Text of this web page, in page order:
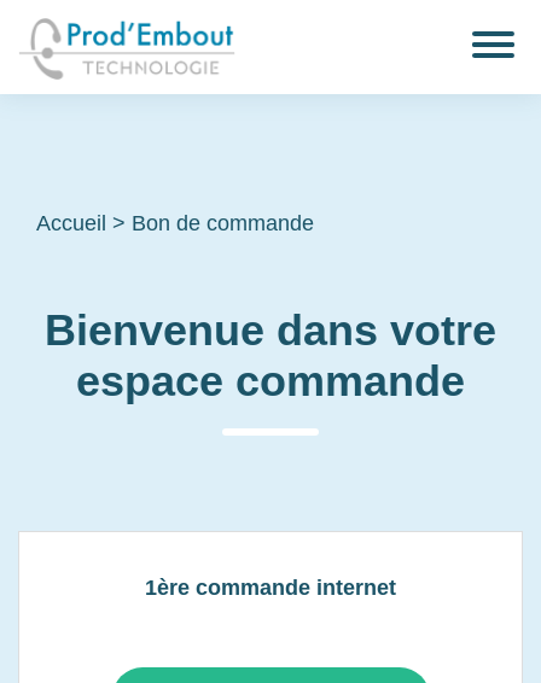
Accueil > Bon de commande
Bienvenue dans votre
espace commande
1ère commande internet